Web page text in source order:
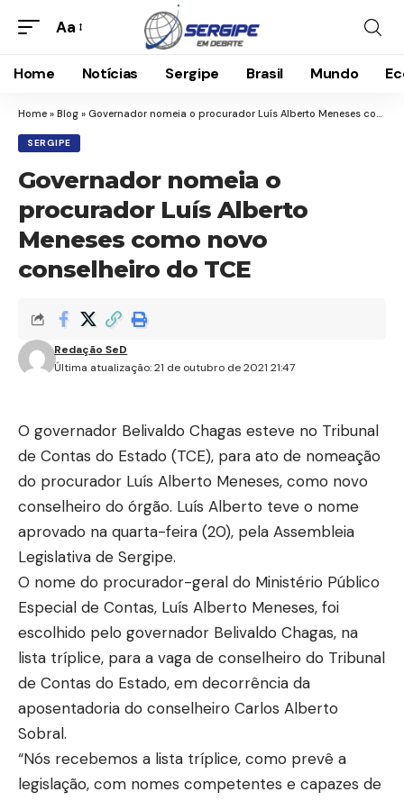
Aa
Home Notícias Sergipe Brasil Mundo
Home » Blog » Governador nomeia o procurador Luís Alberto Meneses como novo conselheiro do TCE
SERGIPE
Governador nomeia o
procurador Luís Alberto
Meneses como novo
conselheiro do TCE
Última atualização: 21 de outubro de 2021 21:47
Redação SeD
O governador Belivaldo Chagas esteve no Tribunal
de Contas do Estado (TCE), para ato de nomeação
do procurador Luís Alberto Meneses, como novo
conselheiro do órgão. Luís Alberto teve o nome
aprovado na quarta-feira (20), pela Assembleia
Legislativa de Sergipe.
O nome do procurador-geral do Ministério Público
Especial de Contas, Luís Alberto Meneses, foi
escolhido pelo governador Belivaldo Chagas, na
lista tríplice, para a vaga de conselheiro do Tribunal
de Contas do Estado, em decorrência da
aposentadoria do conselheiro Carlos Alberto
Sobral.
“Nós recebemos a lista tríplice, como prevê a
legislação, com nomes competentes e capazes de